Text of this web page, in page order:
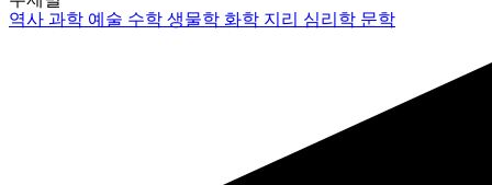
역사과학 예술 수학생물학 화학 지리 심리학 문학